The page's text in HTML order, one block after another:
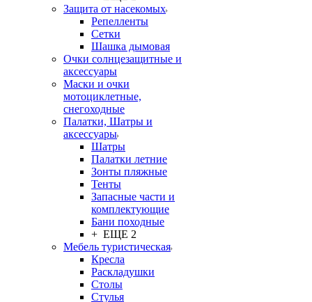
Защита от насекомых
Репелленты
Сетки
Шашка дымовая
Очки солнцезащитные и
аксессуары
Маски и очки
мотоциклетные,
снегоходные
Палатки, Шатры и
аксессуары
Шатры
Палатки летние
Зонты пляжные
Тенты
Запасные части и
комплектующие
Бани походные
+ ЕЩЕ 2
Мебель туристическая
Кресла
Раскладушки
Столы
Стулья